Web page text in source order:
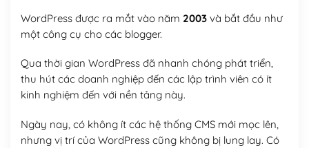
WordPress được ra mắt vào năm 2003và bắt đầu như
một công cụ cho các blogger.
Qua thời gian WordPress đã nhanh chóng phát triển,
thu hút các doanh nghiệp đến các lập trình viên có ít
kinh nghiệm đến với nền tảng này.
Ngày nay, có không ít các hệ thống CMS mới mọc lên,
nhưng vị trí của WordPress cũng không bị lung lay. Có